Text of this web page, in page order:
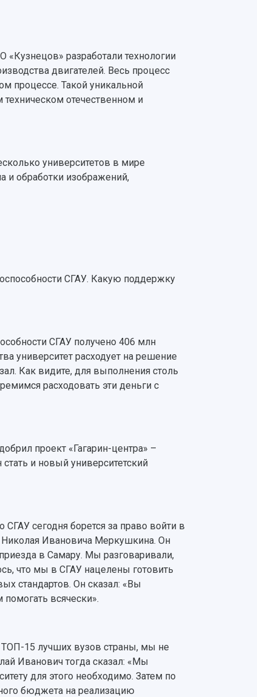
разработали технологии
двигателей. Весь процесс
процессе. Такой уникальной
отечественном и
университетов в мире
обработки изображений,
СГАУ. Какую поддержку
СГАУ получено 406 млн
университет расходует на решение
Как видите, для выполнения столь
расходовать эти деньги с
проект «Гагарин-центра» –
и новый университетский
сегодня борется за право войти в
Николая Ивановича Меркушкина. Он
в Самару. Мы разговаривали,
что мы в СГАУ нацелены готовить
стандартов. Он сказал: «Вы
всячески».
ТОП-15 лучших вузов страны, мы не
Иванович тогда сказал: «Мы
для этого необходимо. Затем по
бюджета на реализацию